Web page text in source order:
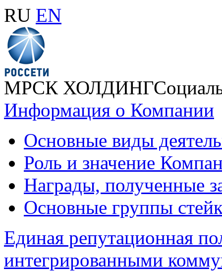
RU EN
МРСК ХОЛДИНГ
Информация о Компании
Основные виды
Роль и значение
Награды, полученные
Основные группы
Единая репутационная
интегрированными